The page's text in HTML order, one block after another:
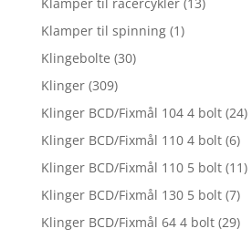
Klamper til spinning (1)
Klingebolte (30)
Klinger (309)
Klinger BCD/Fixmål 104 4 bolt (24)
Klinger BCD/Fixmål 110 4 bolt (6)
Klinger BCD/Fixmål 110 5 bolt (11)
Klinger BCD/Fixmål 130 5 bolt (7)
Klinger BCD/Fixmål 64 4 bolt (29)